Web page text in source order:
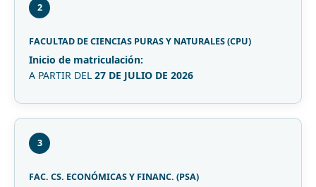
2
FACULTAD DE CIENCIAS PURAS Y NATURALES (CPU)
Inicio de matriculación:
A PARTIR DEL 27 DE JULIO DE 2026
3
FAC. CS. ECONÓMICAS Y FINANC. (PSA)